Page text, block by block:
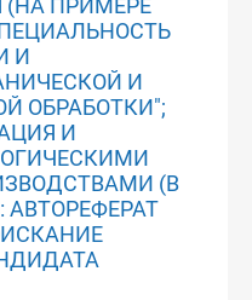
ПРИМЕРЕ
И
И
ОБРАБОТКИ";
И
(В